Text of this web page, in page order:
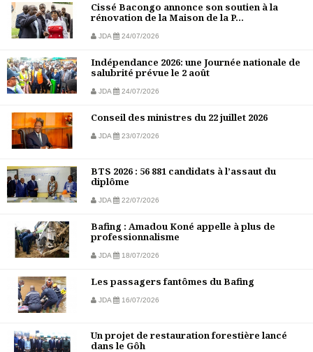
Cissé Bacongo annonce son soutien à la
rénovation de la Maison de la P...
JDA 24/07/2026
Indépendance 2026: une Journée nationale de
salubrité prévue le 2 août
JDA 24/07/2026
Conseil des ministres du 22 juillet 2026
JDA 23/07/2026
BTS 2026 : 56 881 candidats à l’assaut du
diplôme
JDA 22/07/2026
Bafing : Amadou Koné appelle à plus de
professionnalisme
JDA 18/07/2026
Les passagers fantômes du Bafing
JDA 16/07/2026
Un projet de restauration forestière lancé
dans le Gôh